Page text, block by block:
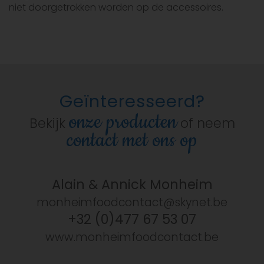
niet doorgetrokken worden op de accessoires.
Geïnteresseerd?
Bekijk onze productenof neem
contact met ons op
Alain & Annick Monheim
monheimfoodcontact@skynet.be
+32 (0)477 67 53 07
www.monheimfoodcontact.be